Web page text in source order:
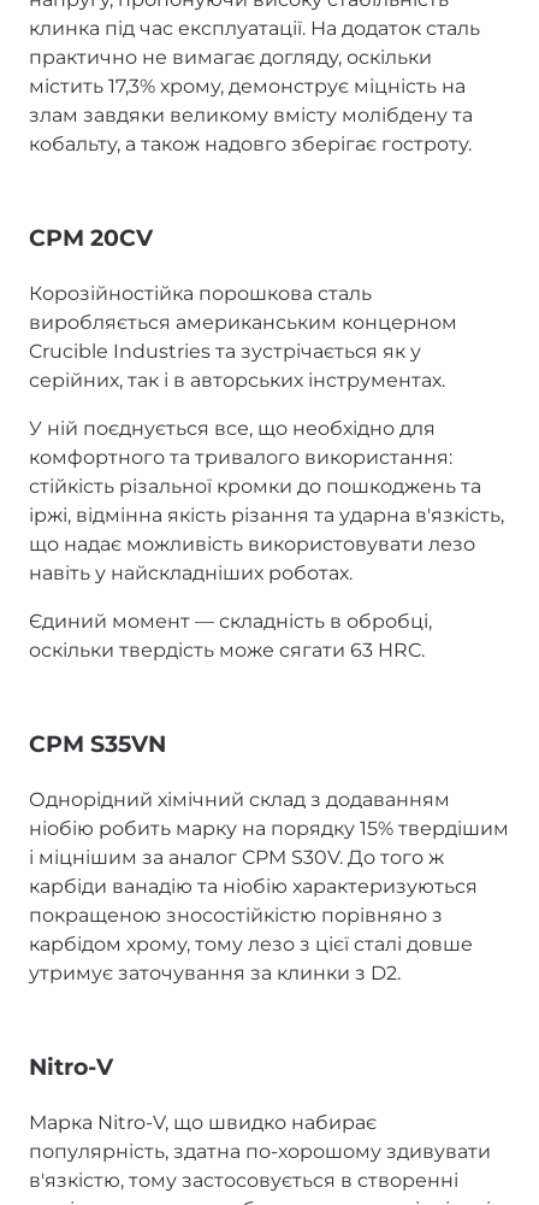
клинка під час експлуатації. На додаток сталь
практично не вимагає догляду, оскільки
містить 17,3% хрому, демонструє міцність на
злам завдяки великому вмісту молібдену та
кобальту, а також надовго зберігає гостроту.
CPM 20CV
Корозійностійка порошкова сталь
виробляється американським концерном
Crucible Industries та зустрічається як у
серійних, так і в авторських інструментах.
У ній поєднується все, що необхідно для
комфортного та тривалого використання:
стійкість різальної кромки до пошкоджень та
іржі, відмінна якість різання та ударна в'язкість,
що надає можливість використовувати лезо
навіть у найскладніших роботах.
Єдиний момент — складність в обробці,
оскільки твердість може сягати 63 HRC.
CPM S35VN
Однорідний хімічний склад з додаванням
ніобію робить марку на порядку 15% твердішим
і міцнішим за аналог CPM S30V. До того ж
карбіди ванадію та ніобію характеризуються
покращеною зносостійкістю порівняно з
карбідом хрому, тому лезо з цієї сталі довше
утримує заточування за клинки з D2.
Nitro-V
Марка Nitro-V, що швидко набирає
популярність, здатна по-хорошому здивувати
в'язкістю, тому застосовується в створенні